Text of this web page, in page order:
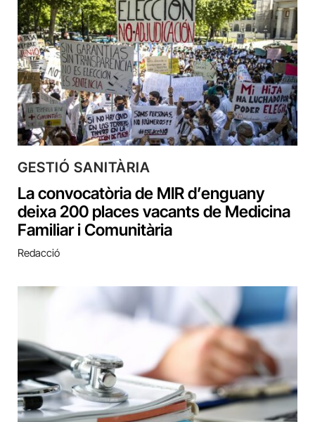
GESTIÓ SANITÀRIA
La convocatòria de MIR d’enguany
deixa 200 places vacants de Medicina
Familiar i Comunitària
Redacció